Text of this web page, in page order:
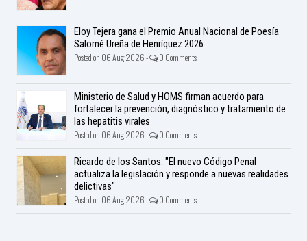
Eloy Tejera gana el Premio Anual Nacional de Poesía
Salomé Ureña de Henríquez 2026
Posted on 06 Aug 2026 - 0 Comments
Ministerio de Salud y HOMS firman acuerdo para
fortalecer la prevención, diagnóstico y tratamiento de
las hepatitis virales
Posted on 06 Aug 2026 - 0 Comments
Ricardo de los Santos: "El nuevo Código Penal
actualiza la legislación y responde a nuevas realidades
delictivas"
Posted on 06 Aug 2026 - 0 Comments